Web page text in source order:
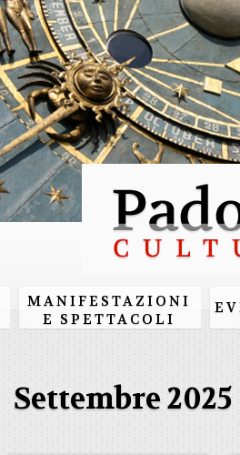
Salta al
contenuto
principale
MANIFESTAZIONI
E SPETTACOLI
Settembre 2025